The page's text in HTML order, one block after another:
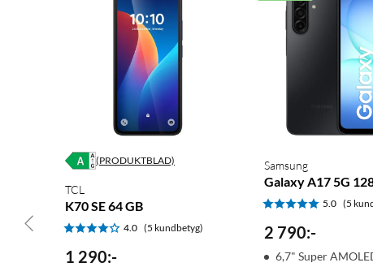
(PRODUKTBLAD)
TCL
K70 SE 64 GB
4.0 (5 kundbetyg)
1 290:-
Samsung
Galaxy A17 5G
5.0 (5
2 790:-
6,7" Super